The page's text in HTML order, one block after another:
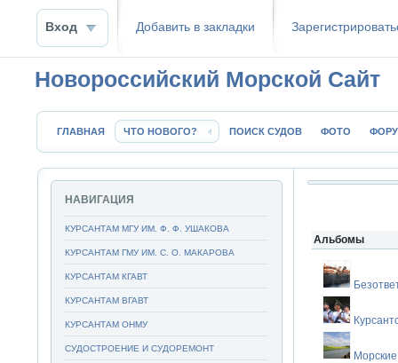
Вход Добавить в закладки
Новороссийский Морской Сайт
ГЛАВНАЯ ЧТО НОВОГО? ПОИСК СУДОВ ФОТО
Альбомы
НАВИГАЦИЯ
КУРСАНТАМ МГУ ИМ. Ф. Ф. УШАКОВА
КУРСАНТАМ ГМУ ИМ. С. О. МАКАРОВА
КУРСАНТАМ КГАВТ
КУРСАНТАМ ВГАВТ
КУРСАНТАМ ОНМУ
СУДОСТРОЕНИЕ И СУДОРЕМОНТ